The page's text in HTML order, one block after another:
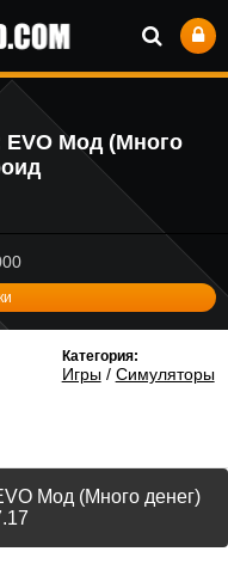
EVO Мод (Много
Категория:
Игры/ Симуляторы
Мод (Много денег)